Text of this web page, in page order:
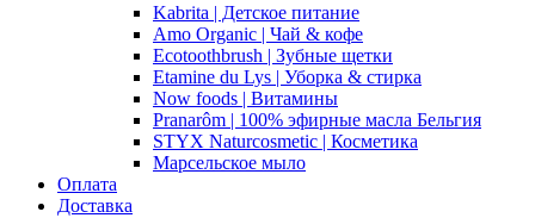
Kabrita | Детское питание
Amo Organic | Чай & кофе
Ecotoothbrush | Зубные щетки
Etamine du Lys | Уборка & стирка
Now foods | Витамины
Pranarôm | 100% эфирные масла Бельгия
STYX Naturcosmetic | Косметика
Марсельское мыло
Оплата
Доставка